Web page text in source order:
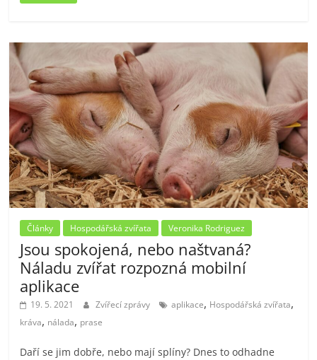
Články Hospodářská zvířata Veronika Rodriguez
Jsou spokojená, nebo naštvaná?
Náladu zvířat rozpozná mobilní
aplikace
19. 5. 2021 Zvířecí zprávy aplikace, Hospodářská zvířata,
kráva, nálada, prase
Daří se jim dobře, nebo mají splíny? Dnes to odhadne